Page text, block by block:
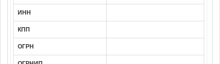
ИНН
КПП
ОГРН